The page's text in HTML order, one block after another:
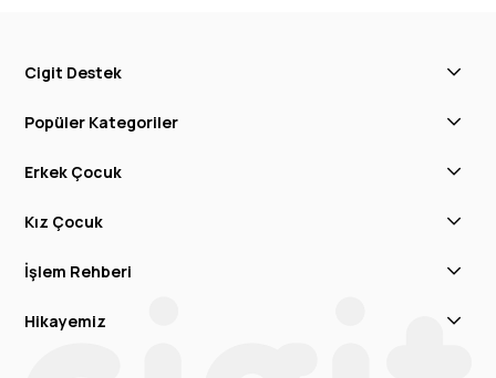
Cigit Destek
Popüler Kategoriler
Erkek Çocuk
Kız Çocuk
İşlem Rehberi
Hikayemiz